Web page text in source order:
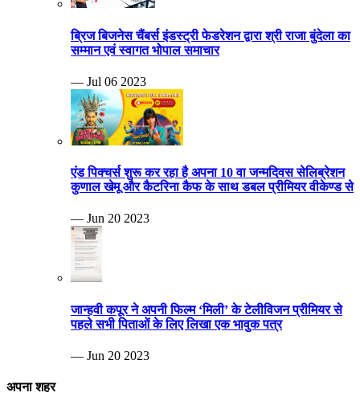
ब्रिज बिजनेस चैंबर्स इंडस्ट्री फेडरेशन द्वारा श्री राजा बुंदेला का
सम्मान एवं स्वागत भोपाल समाचार
— Jul 06 2023
एंड पिक्चर्स शुरू कर रहा है अपना 10 वा जन्मदिवस सेलिब्रेशन
कुणाल खेमू और कैटरिना कैफ के साथ डबल प्रीमियर वीकेण्ड से
— Jun 20 2023
जान्हवी कपूर ने अपनी फिल्म ‘मिली’ के टेलीविजन प्रीमियर से
पहले सभी पिताओं के लिए लिखा एक भावुक पत्र
— Jun 20 2023
अपना शहर